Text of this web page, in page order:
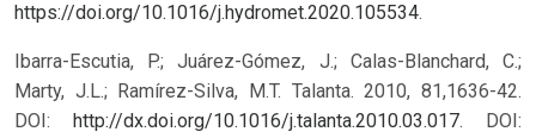
https://doi.org/10.1016/j.hydromet.2020.105534.
Ibarra-Escutia, P.; Juárez-Gómez, J.; Calas-Blanchard, C.;
Marty, J.L.; Ramírez-Silva, M.T. Talanta. 2010, 81,1636-42.
DOI:
http://dx.doi.org/10.1016/j.talanta.2010.03.017.
DOI: